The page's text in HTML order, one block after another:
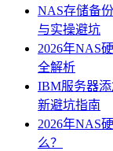
NAS存储备
与实操避坑
2026年NAS
全解析
IBM服务器
新避坑指南
2026年NAS
么？